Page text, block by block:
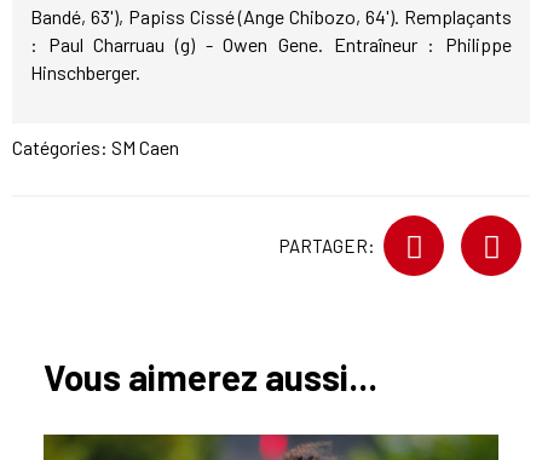
Bandé, 63'), Papiss Cissé (Ange Chibozo, 64'). Remplaçants
: Paul Charruau (g) - Owen Gene. Entraîneur : Philippe
Hinschberger.
Catégories: SM Caen
PARTAGER:
Vous aimerez aussi...